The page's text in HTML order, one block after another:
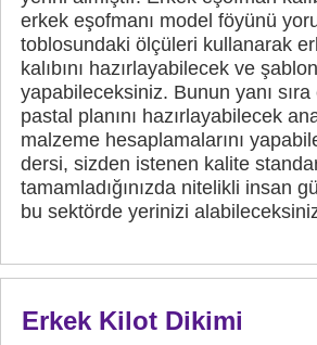
erkek eşofmanı model föyünü
toblosundaki ölçüleri kullanarak
kalıbını hazırlayabilecek ve
yapabileceksiniz. Bunun yanı sıra
pastal planını hazırlayabilecek
malzeme hesaplamalarını
dersi, sizden istenen kalite
tamamladığınızda nitelikli insan
bu sektörde yerinizi
Erkek Kilot Dikimi